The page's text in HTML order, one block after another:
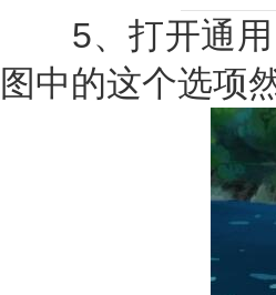
5、打开通用
图中的这个选项